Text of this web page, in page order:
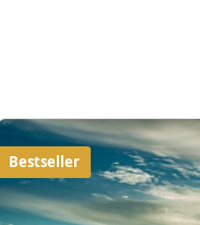
Bestseller